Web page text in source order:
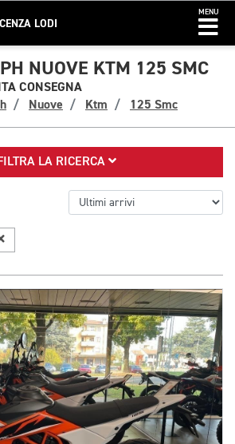
LODI
MENU
NUOVE KTM 125 SMC
CONSEGNA
Nuove Ktm 125 Smc
FILTRA LA RICERCA